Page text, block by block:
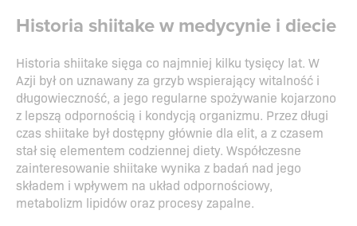
Historia shiitake w medycynie i diecie
Historia shiitake sięga co najmniej kilku tysięcy lat. W
Azji był on uznawany za grzyb wspierający witalność i
długowieczność, a jego regularne spożywanie kojarzono
z lepszą odpornością i kondycją organizmu. Przez długi
czas shiitake był dostępny głównie dla elit, a z czasem
stał się elementem codziennej diety. Współczesne
zainteresowanie shiitake wynika z badań nad jego
składem i wpływem na układ odpornościowy,
metabolizm lipidów oraz procesy zapalne.